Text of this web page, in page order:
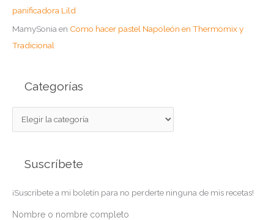
panificadora Lild
MamySoniaen Como hacer pastel Napoleón en Thermomix y
Tradicional
Categorías
a
o
r
Suscríbete
¡Suscribete a mi boletín para no perderte ninguna de mis recetas!
Nombre o nombre completo